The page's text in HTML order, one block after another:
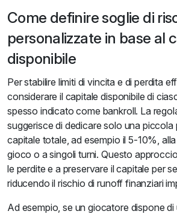
Come definire soglie di
personalizzate in base al
disponibile
Per stabilire limiti di vincita e di perdita
considerare il capitale disponibile di
spesso indicato come bankroll. La
suggerisce di dedicare solo una piccola
capitale totale, ad esempio il 5-10%,
gioco o a singoli turni. Questo
le perdite e a preservare il capitale per
riducendo il rischio di runoff finanziari
Ad esempio, se un giocatore dispone di